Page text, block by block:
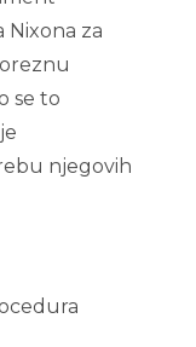
za
se to
njegovih